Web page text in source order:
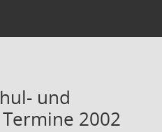
und
2002